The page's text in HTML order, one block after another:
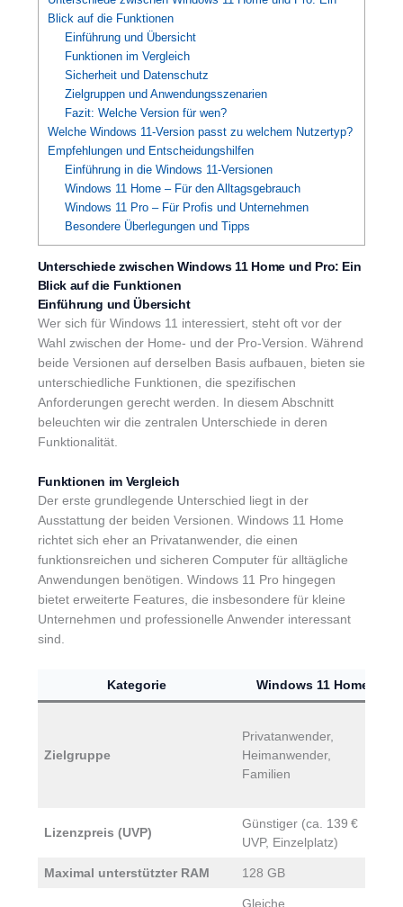
Blick auf die Funktionen
Einführung und Übersicht
Funktionen im Vergleich
Sicherheit und Datenschutz
Zielgruppen und Anwendungsszenarien
Fazit: Welche Version für wen?
Welche Windows 11-Version passt zu welchem Nutzertyp?
Empfehlungen und Entscheidungshilfen
Einführung in die Windows 11-Versionen
Windows 11 Home – Für den Alltagsgebrauch
Windows 11 Pro – Für Profis und Unternehmen
Besondere Überlegungen und Tipps
Unterschiede zwischen Windows 11 Home und Pro: Ein
Blick auf die Funktionen
Einführung und Übersicht
Wer sich für Windows 11 interessiert, steht oft vor der
Wahl zwischen der Home- und der Pro-Version. Während
beide Versionen auf derselben Basis aufbauen, bieten sie
unterschiedliche Funktionen, die spezifischen
Anforderungen gerecht werden. In diesem Abschnitt
beleuchten wir die zentralen Unterschiede in deren
Funktionalität.
Funktionen im Vergleich
Der erste grundlegende Unterschied liegt in der
Ausstattung der beiden Versionen. Windows 11 Home
richtet sich eher an Privatanwender, die einen
funktionsreichen und sicheren Computer für alltägliche
Anwendungen benötigen. Windows 11 Pro hingegen
bietet erweiterte Features, die insbesondere für kleine
Unternehmen und professionelle Anwender interessant
sind.
Kategorie Windows 11 Home
Zielgruppe
Privatanwender,
Heimanwender,
Familien
Lizenzpreis (UVP)
Günstiger (ca. 139 €
UVP, Einzelplatz)
Maximal unterstützter RAM 128 GB
Gleiche